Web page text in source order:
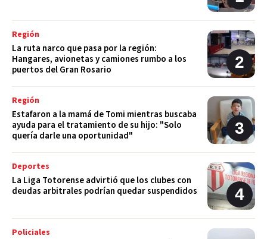
Región
La ruta narco que pasa por la región:
Hangares, avionetas y camiones rumbo a los
puertos del Gran Rosario
Región
Estafaron a la mamá de Tomi mientras buscaba
ayuda para el tratamiento de su hijo: "Solo
quería darle una oportunidad"
Deportes
La Liga Totorense advirtió que los clubes con
deudas arbitrales podrían quedar suspendidos
Policiales